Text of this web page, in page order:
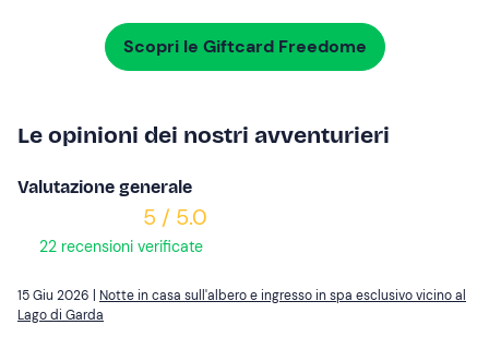
Scopri le Giftcard Freedome
Le opinioni dei nostri avventurieri
Valutazione generale
5 / 5.0
22 recensioni verificate
15 Giu 2026 | Notte in casa sull'albero e ingresso in spa esclusivo vicino al
Lago di Garda